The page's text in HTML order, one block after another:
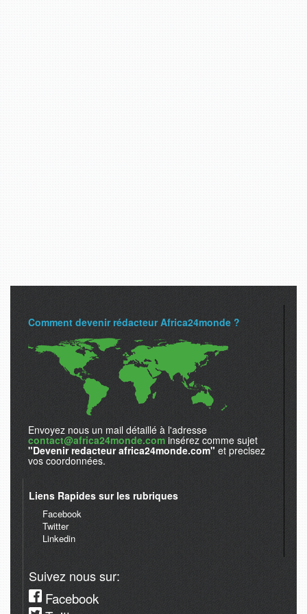
Comment devenir rédacteur Africa24monde ?
Envoyez nous un mail détaillé à l'adresse
contact@africa24monde.com insérez comme sujet
"Devenir redacteur africa24monde.com" et precisez
vos coordonnées.
Liens Rapides sur les rubriques
Facebook
Twitter
Linkedin
Suivez nous sur:
Facebook